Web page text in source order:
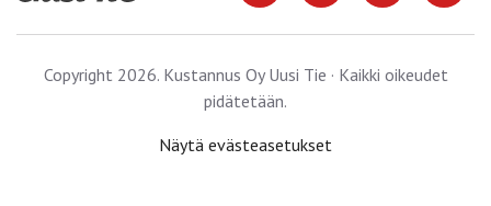
Copyright 2026. Kustannus Oy Uusi Tie · Kaikki oikeudet
pidätetään.
Näytä evästeasetukset